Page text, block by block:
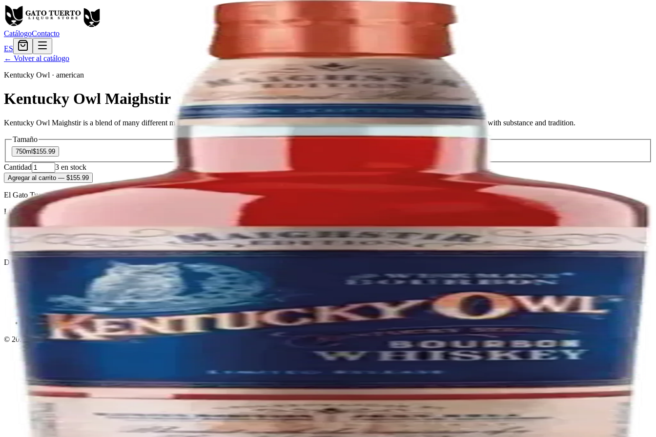
CatálogoContacto
ES
← Volver al catálogo
Kentucky Owl · american
Kentucky Owl Maighstir
Kentucky Owl Maighstir is a blend of many different malt and grain Bourbon whiskies, matured for at least 12 years. This rich, smooth blend combines style with substance and tradition.
Tamaño
750ml $155.99
Cantidad 3 en stock
Agregar al carrito — $155.99
El Gato Tuerto
Licorera · envíos locales
Política de privacidad
Términos y condiciones
Política de devoluciones
Delivery · Miami
Delivery de licores en Miami
Alcohol a domicilio Miami
Delivery a Brickell
Licorera en Brickell
Delivery Coral Gables
Cervezas a domicilio Miami
© 2026 El Gato Tuerto · Licorera·Bebé responsablemente.